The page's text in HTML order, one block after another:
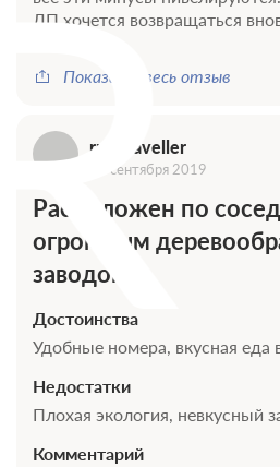
ЛП хочется возвращаться
Показать весь отзыв
rus-traveller
12 сентября 2019
Расположен по
огромным
заводом
Достоинства
Удобные номера, вкусная еда
Недостатки
Плохая экология, невкусный
Комментарий